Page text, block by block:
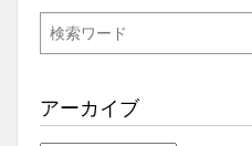
検
索
アーカイブ